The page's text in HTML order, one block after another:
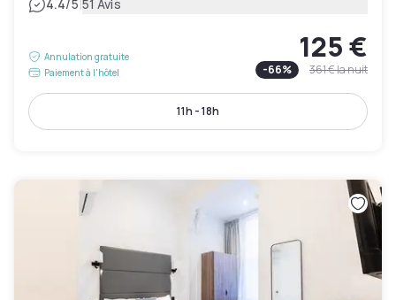
4.4/5|51 Avis
Annulation gratuite
Paiement à l'hôtel
125 €
-66% 361 €la nuit
11h - 18h